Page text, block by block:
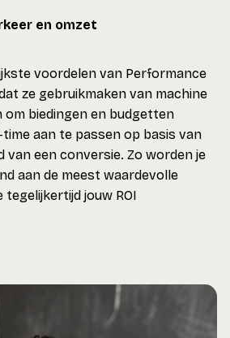
en omzet
voordelen van Performance
ze gebruikmaken van machine
biedingen en budgetten
aan te passen op basis van
van een conversie. Zo worden je
aan de meest waardevolle
jouw ROI